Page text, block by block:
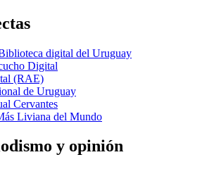
digital del Uruguay
Digital
(RAE)
de Uruguay
Cervantes
Liviana del Mundo
y opinión